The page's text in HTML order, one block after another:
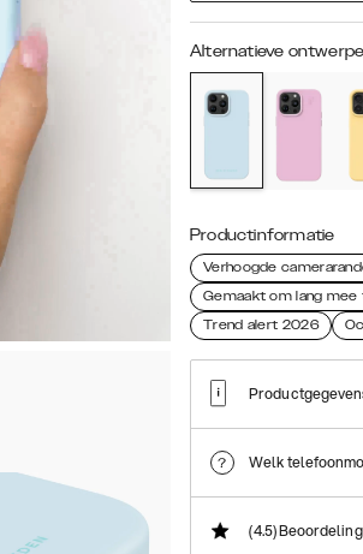
Alternatieve
Productinformatie
Verhoogde
Gemaakt om lang mee
Trend alert 2026
Welk
(4.5)